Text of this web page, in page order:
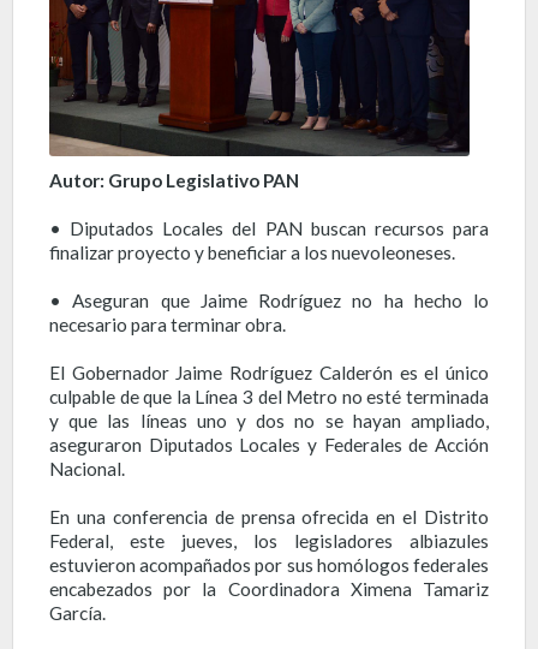
Autor: Grupo Legislativo PAN
• Diputados Locales del PAN buscan recursos para
finalizar proyecto y beneficiar a los nuevoleoneses.
• Aseguran que Jaime Rodríguez no ha hecho lo
necesario para terminar obra.
El Gobernador Jaime Rodríguez Calderón es el único
culpable de que la Línea 3 del Metro no esté terminada
y que las líneas uno y dos no se hayan ampliado,
aseguraron Diputados Locales y Federales de Acción
Nacional.
En una conferencia de prensa ofrecida en el Distrito
Federal, este jueves, los legisladores albiazules
estuvieron acompañados por sus homólogos federales
encabezados por la Coordinadora Ximena Tamariz
García.